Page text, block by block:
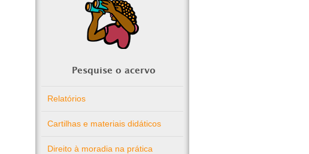
Pesquise o acervo
Relatórios
Cartilhas e materiais didáticos
Direito à moradia na prática